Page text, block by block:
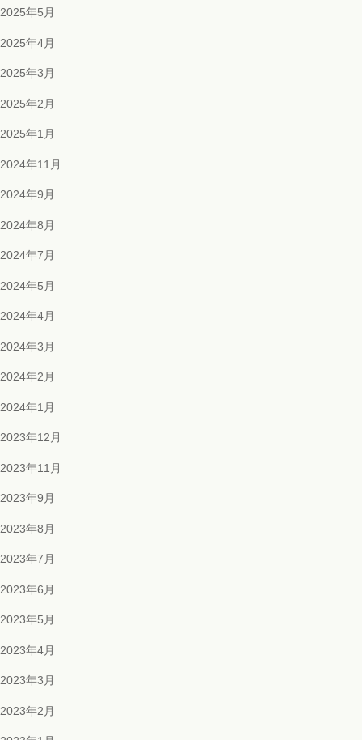
2025年5月
2025年4月
2025年3月
2025年2月
2025年1月
2024年11月
2024年9月
2024年8月
2024年7月
2024年5月
2024年4月
2024年3月
2024年2月
2024年1月
2023年12月
2023年11月
2023年9月
2023年8月
2023年7月
2023年6月
2023年5月
2023年4月
2023年3月
2023年2月